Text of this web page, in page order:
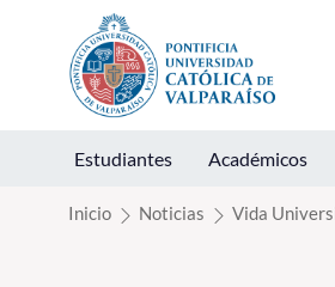
Click acá para ir directamente al contenido
Estudiantes Académicos
Inicio Noticias Vida